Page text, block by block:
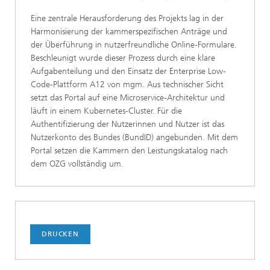
Eine zentrale Herausforderung des Projekts lag in der
Harmonisierung der kammerspezifischen Anträge und
der Überführung in nutzerfreundliche Online-Formulare.
Beschleunigt wurde dieser Prozess durch eine klare
Aufgabenteilung und den Einsatz der Enterprise Low-
Code-Plattform A12 von mgm. Aus technischer Sicht
setzt das Portal auf eine Microservice-Architektur und
läuft in einem Kubernetes-Cluster. Für die
Authentifizierung der Nutzerinnen und Nutzer ist das
Nutzerkonto des Bundes (BundID) angebunden. Mit dem
Portal setzen die Kammern den Leistungskatalog nach
dem OZG vollständig um.
DRUCKEN